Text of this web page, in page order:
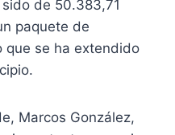
de 50.383,71
paquete de
que se ha extendido
Marcos González,